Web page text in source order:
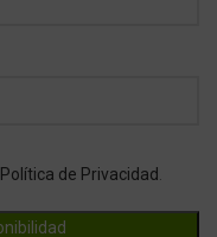
Política de Privacidad